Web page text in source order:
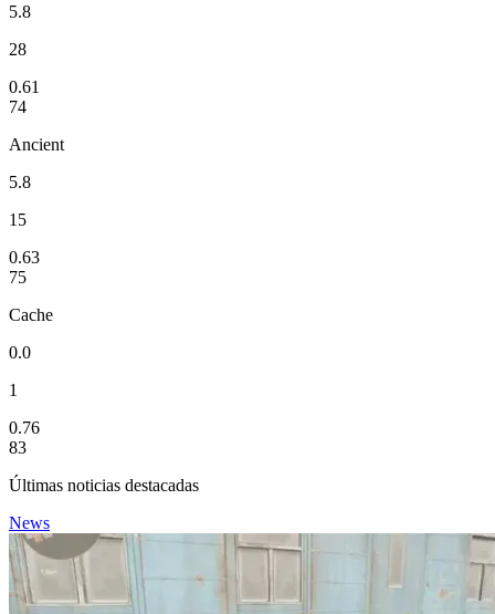
5.8
28
0.61
74
Ancient
5.8
15
0.63
75
Cache
0.0
1
0.76
83
Últimas noticias destacadas
News